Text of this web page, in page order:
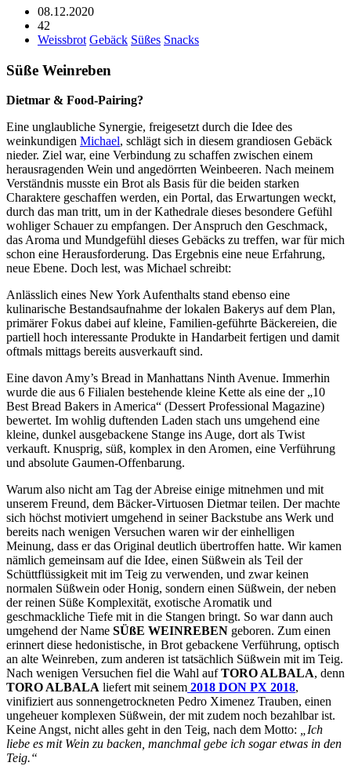
08.12.2020
42
Weissbrot Gebäck Süßes Snacks
Süße Weinreben
Dietmar & Food-Pairing?
Eine unglaubliche Synergie, freigesetzt durch die Idee des
weinkundigen Michael, schlägt sich in diesem grandiosen Gebäck
nieder. Ziel war, eine Verbindung zu schaffen zwischen einem
herausragenden Wein und angedörrten Weinbeeren. Nach meinem
Verständnis musste ein Brot als Basis für die beiden starken
Charaktere geschaffen werden, ein Portal, das Erwartungen weckt,
durch das man tritt, um in der Kathedrale dieses besondere Gefühl
wohliger Schauer zu empfangen. Der Anspruch den Geschmack,
das Aroma und Mundgefühl dieses Gebäcks zu treffen, war für mich
schon eine Herausforderung. Das Ergebnis eine neue Erfahrung,
neue Ebene. Doch lest, was Michael schreibt:
Anlässlich eines New York Aufenthalts stand ebenso eine
kulinarische Bestandsaufnahme der lokalen Bakerys auf dem Plan,
primärer Fokus dabei auf kleine, Familien-geführte Bäckereien, die
partiell hoch interessante Produkte in Handarbeit fertigen und damit
oftmals mittags bereits ausverkauft sind.
Eine davon Amy’s Bread in Manhattans Ninth Avenue. Immerhin
wurde die aus 6 Filialen bestehende kleine Kette als eine der „10
Best Bread Bakers in America“ (Dessert Professional Magazine)
bewertet. Im wohlig duftenden Laden stach uns umgehend eine
kleine, dunkel ausgebackene Stange ins Auge, dort als Twist
verkauft. Knusprig, süß, komplex in den Aromen, eine Verführung
und absolute Gaumen-Offenbarung.
Warum also nicht am Tag der Abreise einige mitnehmen und mit
unserem Freund, dem Bäcker-Virtuosen Dietmar teilen. Der machte
sich höchst motiviert umgehend in seiner Backstube ans Werk und
bereits nach wenigen Versuchen waren wir der einhelligen
Meinung, dass er das Original deutlich übertroffen hatte. Wir kamen
nämlich gemeinsam auf die Idee, einen Süßwein als Teil der
Schüttflüssigkeit mit im Teig zu verwenden, und zwar keinen
normalen Süßwein oder Honig, sondern einen Süßwein, der neben
der reinen Süße Komplexität, exotische Aromatik und
geschmackliche Tiefe mit in die Stangen bringt. So war dann auch
umgehend der Name SÜßE WEINREBEN geboren. Zum einen
erinnert diese hedonistische, in Brot gebackene Verführung, optisch
an alte Weinreben, zum anderen ist tatsächlich Süßwein mit im Teig.
Nach wenigen Versuchen fiel die Wahl aufTORO ALBALA, denn
TORO ALBALA liefert mit seinem 2018 DON PX 2018,
vinifiziert aus sonnengetrockneten Pedro Ximenez Trauben, einen
ungeheuer komplexen Süßwein, der mit zudem noch bezahlbar ist.
Keine Angst, nicht alles geht in den Teig, nach dem Motto: „Ich
liebe es mit Wein zu backen, manchmal gebe ich sogar etwas in den
Teig.“